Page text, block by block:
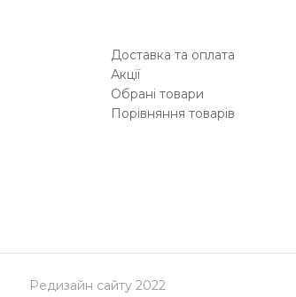
Доставка та оплата
Акції
Обрані товари
Порівняння товарів
Редизайн сайту 2022